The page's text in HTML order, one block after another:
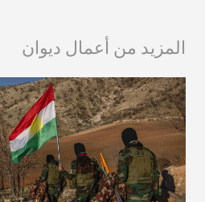
المزيد من أعمال ديوان